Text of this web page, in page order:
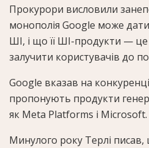
Прокурори висловили
монополія Google може дати
ШІ, і що її ШІ-продукти —
залучити користувачів до
Google вказав на
пропонують продукти
як Meta Platforms і Microsoft.
Минулого року Терлі писав,